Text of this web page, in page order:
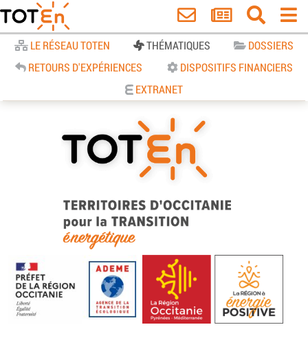
LE RÉSEAU TOTEN THÉMATIQUES
DOSSIERS
RETOURS D'EXPÉRIENCES
DISPOSITIFS FINANCIERS
EXTRANET
TOTEn Occitanie | Territoires
d’Occitanie pour la Transition
Energétique